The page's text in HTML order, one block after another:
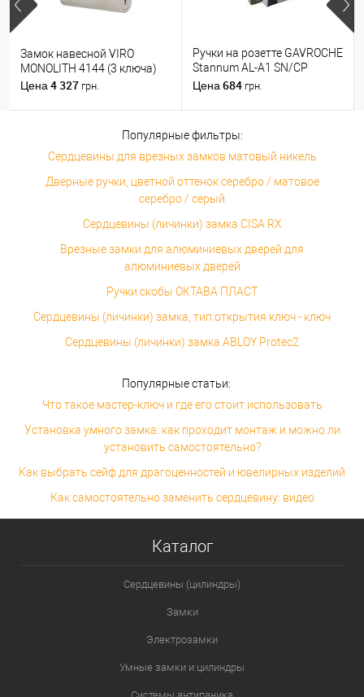
Замок навесной VIRO
MONOLITH 4144 (3 ключа)
Цена 4 327 грн.
Ручки на розетте GAVROCHE
Stannum AL-A1 SN/CP
никель/хром
Цена 684 грн.
Популярные фильтры:
Сердцевины для врезных замков матовый никель
Дверные ручки, цветной оттенок серебро / матовое
серебро / серый
Сердцевины (личинки) замка CISA RX
Врезные замки для алюминиевых дверей для
алюминиевых дверей
Ручки скобы ОКТАВА ПЛАСТ
Сердцевины (личинки) замка, тип открытия ключ - ключ
Сердцевины (личинки) замка ABLOY Protec2
Популярные статьи:
Что такое мастер-ключ и где его стоит использовать
Установка умного замка: как проходит монтаж и можно ли
установить самостоятельно?
Как выбрать сейф для драгоценностей и ювелирных изделий
Как самостоятельно заменить сердцевину: видео
Каталог
Сердцевины (цилиндры)
Замки
Электрозамки
Умные замки и цилиндры